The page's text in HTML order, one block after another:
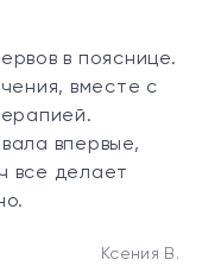
в пояснице.
вместе с
впервые,
все делает
Ксения В.